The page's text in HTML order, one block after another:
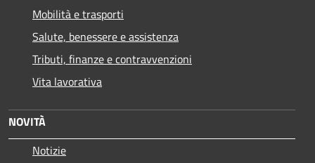
Mobilità e trasporti
Salute, benessere e assistenza
Tributi, finanze e contravvenzioni
Vita lavorativa
NOVITÀ
Notizie